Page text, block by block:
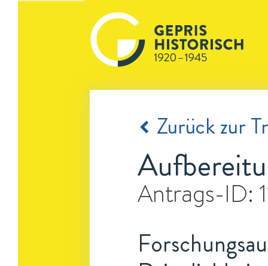
Zurück zur
Antrags-ID: